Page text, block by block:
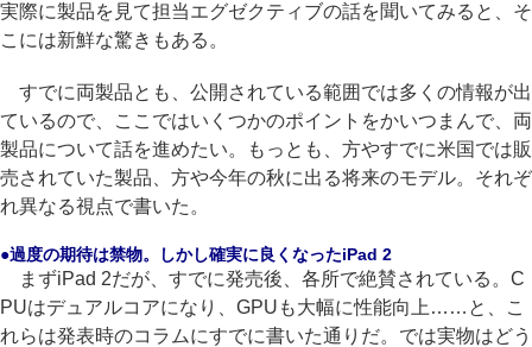
実際に製品を見て担当エグゼクティブの話を聞いてみると、そ
こには新鮮な驚きもある。
すでに両製品とも、公開されている範囲では多くの情報が出
ているので、ここではいくつかのポイントをかいつまんで、両
製品について話を進めたい。もっとも、方やすでに米国では販
売されていた製品、方や今年の秋に出る将来のモデル。それぞ
れ異なる視点で書いた。
●過度の期待は禁物。しかし確実に良くなったiPad 2
まずiPad 2だが、すでに発売後、各所で絶賛されている。C
PUはデュアルコアになり、GPUも大幅に性能向上……と、こ
れらは発表時のコラムにすでに書いた通りだ。では実物はどう